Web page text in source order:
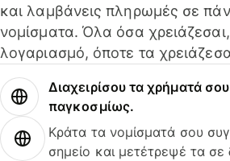
και λαμβάνεις πληρωμές σε
νομίσματα. Όλα όσα
λογαριασμό, όποτε τα
Διαχειρίσου τα χρήματά
παγκοσμίως.
Κράτα τα νομίσματά σου
σημείο και μετέτρεψέ τα σε